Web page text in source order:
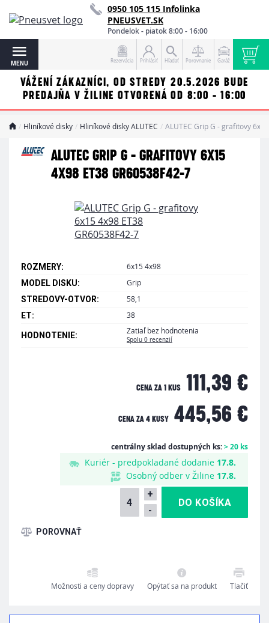
0950 105 115 Infolinka
PNEUSVET.SK
Pondelok - piatok 8:00 - 16:00
MENU Rezervácia Prihlásiť Hľadať Porovnanie Garáž
VÁŽENÍ ZÁKAZNÍCI, OD STREDY 20.5.2026 BUDE
PREDAJŇA V ŽILINE OTVORENÁ OD 8:00 - 16:00
Hliníkové disky Hliníkové disky ALUTEC ALUTEC Grip G - grafitovy
ALUTEC GRIP G - GRAFITOVY 6X15
4X98 ET38 GR60538F42-7
ROZMERY: 6x15 4x98
MODEL DISKU: Grip
STREDOVY-OTVOR: 58,1
ET: 38
HODNOTENIE: Zatiaľ bez hodnotenia
Spolu 0 recenzií
CENA ZA 1 KUS 111,39 €
CENA ZA 4 KUSY 445,56 €
centrálny sklad dostupných ks:> 20 ks
Kuriér - predpokladané dodanie 17.8.
Osobný odber v Žiline 17.8.
+
-
Možnosti a ceny dopravy Opýtať sa na produkt Tlačiť